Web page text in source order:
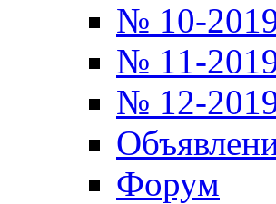
№ 10-
№ 11-
№ 12-
Форум